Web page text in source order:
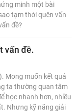
minh một bài
tạm thời quên vấn
đề?
vấn đề.
Mong muốn kết quả
ta thường quan tâm
học nhanh hơn, nhiều
Nhưng kỹ năng giải